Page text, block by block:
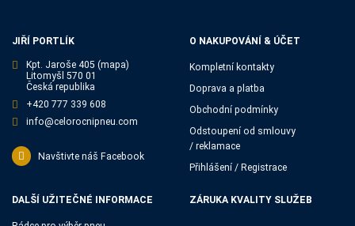
JIŘÍ PORTLÍK
Kpt. Jaroše 405 (mapa)
Litomyšl 570 01
Česká republika
+420 777 339 608
info@celorocnipneu.com
Navštivte náš Facebook
O NAKUPOVÁNÍ & ÚČET
Kompletní kontakty
Doprava a platba
Obchodní podmínky
Odstoupení od smlouvy
/ reklamace
Přihlášení / Registrace
DALŠÍ UŽITEČNÉ INFORMACE ZÁRUKA KVALITY SLUŽEB